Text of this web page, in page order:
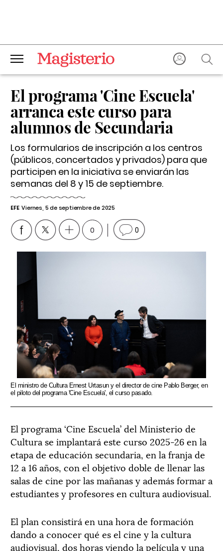
El programa 'Cine Escuela'
arranca este curso para
alumnos de Secundaria
Los formularios de inscripción a los centros
(públicos, concertados y privados) para que
participen en la iniciativa se enviarán las
semanas del 8 y 15 de septiembre.
EFE Viernes, 5 de septiembre de 2025
0 0
El ministro de Cultura Ernest Urtasun y el director de cine Pablo Berger, en
el piloto del programa 'Cine Escuela', el curso pasado.
El programa ‘Cine Escuela’ del Ministerio de
Cultura se implantará este curso 2025-26 en la
etapa de educación secundaria, en la franja de
12 a 16 años, con el objetivo doble de llenar las
salas de cine por las mañanas y además formar a
estudiantes y profesores en cultura audiovisual.
El plan consistirá en una hora de formación
dando a conocer qué es el cine y la cultura
audiovisual, dos horas viendo la película y una